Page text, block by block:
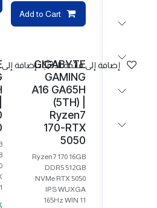
Add to Cart
GIGABYTE
GAMING
A16 GA65H
(5TH) |
Ryzen7
170-RTX
5050
Ryzen7 170 16GB
DDR5 512GB
NVMe RTX 5050
IPS WUXGA
165Hz WIN 11
إضافة إلى قائمة الأمنياتإضافة إلى